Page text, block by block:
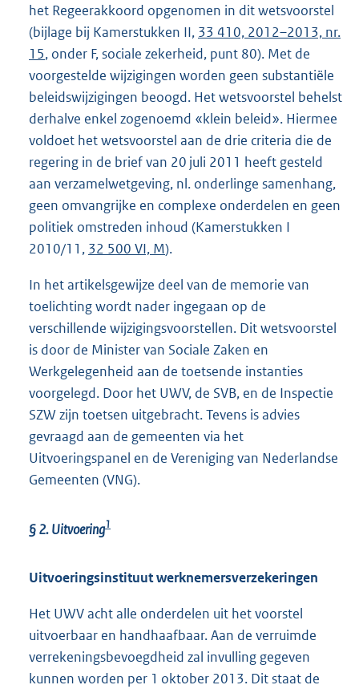
het Regeerakkoord opgenomen in dit wetsvoorstel
(bijlage bij Kamerstukken II, 33 410, 2012–2013, nr.
15, onder F, sociale zekerheid, punt 80). Met de
voorgestelde wijzigingen worden geen substantiële
beleidswijzigingen beoogd. Het wetsvoorstel behelst
derhalve enkel zogenoemd «klein beleid». Hiermee
voldoet het wetsvoorstel aan de drie criteria die de
regering in de brief van 20 juli 2011 heeft gesteld
aan verzamelwetgeving, nl. onderlinge samenhang,
geen omvangrijke en complexe onderdelen en geen
politiek omstreden inhoud (Kamerstukken I
2010/11, 32 500 VI, M).
In het artikelsgewijze deel van de memorie van
toelichting wordt nader ingegaan op de
verschillende wijzigingsvoorstellen. Dit wetsvoorstel
is door de Minister van Sociale Zaken en
Werkgelegenheid aan de toetsende instanties
voorgelegd. Door het UWV, de SVB, en de Inspectie
SZW zijn toetsen uitgebracht. Tevens is advies
gevraagd aan de gemeenten via het
Uitvoeringspanel en de Vereniging van Nederlandse
Gemeenten (VNG).
§ 2. Uitvoering1
Uitvoeringsinstituut werknemersverzekeringen
Het UWV acht alle onderdelen uit het voorstel
uitvoerbaar en handhaafbaar. Aan de verruimde
verrekeningsbevoegdheid zal invulling gegeven
kunnen worden per 1 oktober 2013. Dit staat de